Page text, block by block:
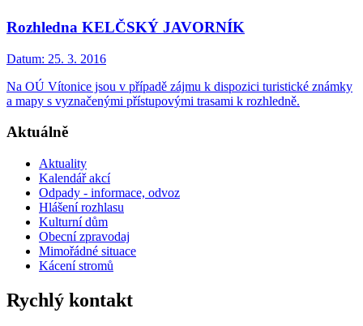
Rozhledna KELČSKÝ JAVORNÍK
Datum: 25. 3. 2016
Na OÚ Vítonice jsou v případě zájmu k dispozici turistické známky
a mapy s vyznačenými přístupovými trasami k rozhledně.
Aktuálně
Aktuality
Kalendář akcí
Odpady - informace, odvoz
Hlášení rozhlasu
Kulturní dům
Obecní zpravodaj
Mimořádné situace
Kácení stromů
Rychlý kontakt